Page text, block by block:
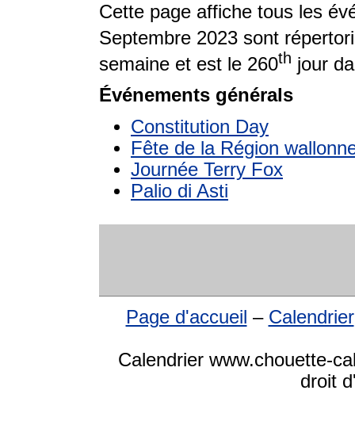
Cette page affiche tous les
Septembre 2023 sont
semaine et est le 260th jour
Événements générals
Constitution Day
Fête de la Région
Journée Terry Fox
Palio di Asti
Page d'accueil – Calendrier
Calendrier www.chouette-
droit